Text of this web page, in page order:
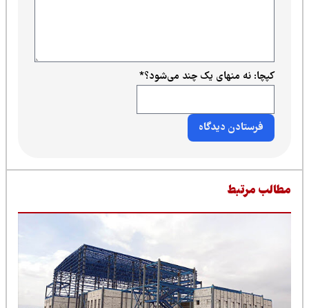
کپچا: نه منهای یک چند می‌شود؟*
مرتبط